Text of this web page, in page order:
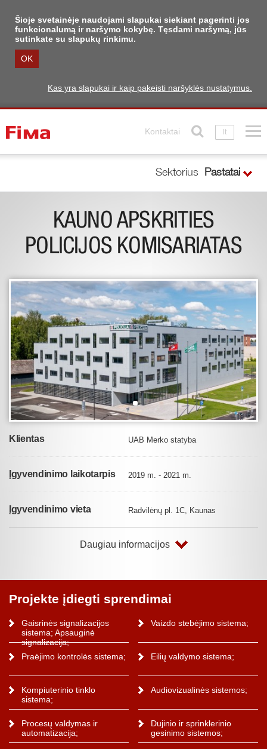
Šioje svetainėje naudojami slapukai siekiant pagerinti jos
funkcionalumą ir naršymo kokybę. Tęsdami naršymą, jūs
sutinkate su slapukų rinkimu.
OK
Kas yra slapukai ir kaip pakeisti naršyklės nustatymus.
Kontaktai lt
Sektorius Pastatai
KAUNO APSKRITIES
POLICIJOS KOMISARIATAS
Klientas UAB Merko statyba
Įgyvendinimo laikotarpis 2019 m. - 2021 m.
Įgyvendinimo vieta Radvilėnų pl. 1C, Kaunas
Daugiau informacijos
Projekte įdiegti sprendimai
Gaisrinės signalizacijos
sistema; Apsauginė
signalizacija;
Vaizdo stebėjimo sistema;
Praėjimo kontrolės sistema; Eilių valdymo sistema;
Kompiuterinio tinklo
sistema;
Audiovizualinės sistemos;
Procesų valdymas ir
automatizacija;
Dujinio ir sprinklerinio
gesinimo sistemos;